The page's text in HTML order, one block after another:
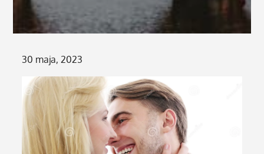
Posted
30 maja, 2023